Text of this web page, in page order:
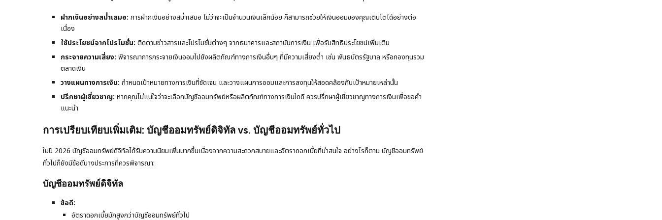
ฝากเงินอย่างสม่ำเสมอ: การฝากเงินอย่างสม่ำเสมอ ไม่ว่าจะเป็นจำนวนเงินเล็กน้อย ก็สามารถช่วยให้เงินออมของคุณเติบโตได้อย่างต่อ
เนื่อง
ใช้ประโยชน์จากโปรโมชั่น: ติดตามข่าวสารและโปรโมชั่นต่างๆ จากธนาคารและสถาบันการเงิน เพื่อรับสิทธิประโยชน์เพิ่มเติม
กระจายความเสี่ยง: พิจารณาการกระจายเงินออมไปยังผลิตภัณฑ์ทางการเงินอื่นๆ ที่มีความเสี่ยงต่ำ เช่น พันธบัตรรัฐบาล หรือกองทุนรวม
ตลาดเงิน
วางแผนทางการเงิน: กำหนดเป้าหมายทางการเงินที่ชัดเจน และวางแผนการออมและการลงทุนให้สอดคล้องกับเป้าหมายเหล่านั้น
ปรึกษาผู้เชี่ยวชาญ: หากคุณไม่แน่ใจว่าจะเลือกบัญชีออมทรัพย์หรือผลิตภัณฑ์ทางการเงินใดดี ควรปรึกษาผู้เชี่ยวชาญทางการเงินเพื่อขอคำ
แนะนำ
การเปรียบเทียบเพิ่มเติม: บัญชีออมทรัพย์ดิจิทัล vs. บัญชีออมทรัพย์ทั่วไป
ในปี 2026 บัญชีออมทรัพย์ดิจิทัลได้รับความนิยมเพิ่มมากขึ้นเนื่องจากความสะดวกสบายและอัตราดอกเบี้ยที่น่าสนใจ อย่างไรก็ตาม บัญชีออมทรัพย์
ทั่วไปก็ยังมีข้อดีบางประการที่ควรพิจารณา:
บัญชีออมทรัพย์ดิจิทัล
ข้อดี:
อัตราดอกเบี้ยมักสูงกว่าบัญชีออมทรัพย์ทั่วไป